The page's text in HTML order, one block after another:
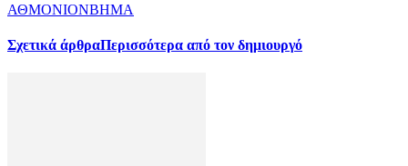
ΑΘΜΟΝΙΟΝΒΗΜΑ
Σχετικά άρθραΠερισσότερα από τον δημιουργό